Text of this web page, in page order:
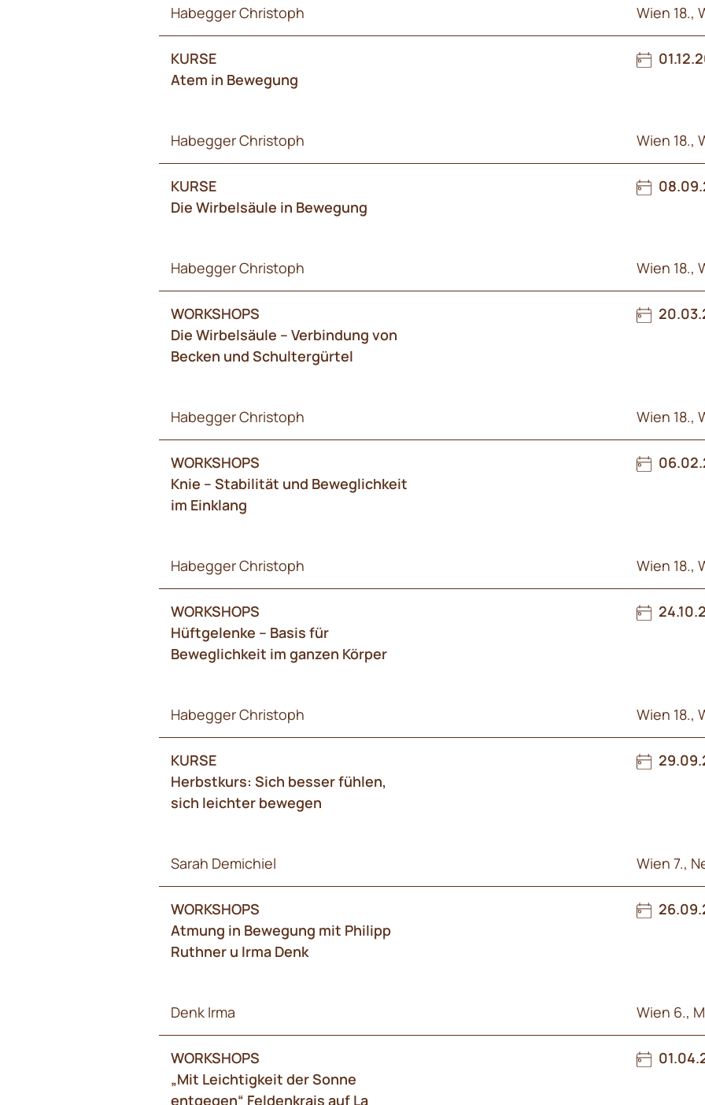
Habegger Christoph Wien 18.,
KURSE
Atem in Bewegung
Habegger Christoph Wien 18.,
KURSE
Die Wirbelsäule in Bewegung
Habegger Christoph Wien 18.,
WORKSHOPS
Die Wirbelsäule – Verbindung von
Becken und Schultergürtel
Habegger Christoph Wien 18.,
WORKSHOPS
Knie – Stabilität und Beweglichkeit
im Einklang
Habegger Christoph Wien 18.,
WORKSHOPS
Hüftgelenke – Basis für
Beweglichkeit im ganzen Körper
Habegger Christoph Wien 18.,
KURSE
Herbstkurs: Sich besser fühlen,
sich leichter bewegen
Sarah Demichiel Wien 7.,
WORKSHOPS
Atmung in Bewegung mit Philipp
Ruthner u Irma Denk
Denk Irma Wien 6.,
WORKSHOPS
„Mit Leichtigkeit der Sonne
entgegen“ Feldenkrais auf La